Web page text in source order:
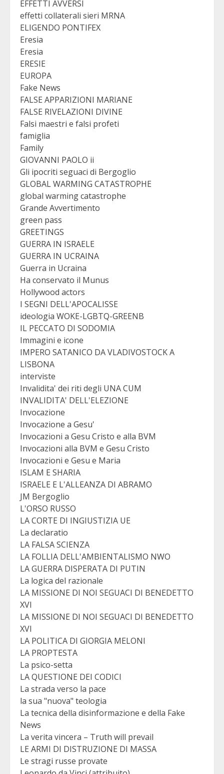
EFFETTI AVVERSI
effetti collaterali sieri MRNA
ELIGENDO PONTIFEX
Eresia
Eresia
ERESIE
EUROPA
Fake News
FALSE APPARIZIONI MARIANE
FALSE RIVELAZIONI DIVINE
Falsi maestri e falsi profeti
famiglia
Family
GIOVANNI PAOLO ii
Gli ipocriti seguaci di Bergoglio
GLOBAL WARMING CATASTROPHE
global warming catastrophe
Grande Avvertimento
green pass
GREETINGS
GUERRA IN ISRAELE
GUERRA IN UCRAINA
Guerra in Ucraina
Ha conservato il Munus
Hollywood actors
I SEGNI DELL'APOCALISSE
ideologia WOKE-LGBTQ-GREENB
IL PECCATO DI SODOMIA
Immagini e icone
IMPERO SATANICO DA VLADIVOSTOCK A
LISBONA
interviste
Invalidita' dei riti degli UNA CUM
INVALIDITA' DELL'ELEZIONE
Invocazione
Invocazione a Gesu'
Invocazioni a Gesu Cristo e alla BVM
Invocazioni alla BVM e Gesu Cristo
Invocazioni e Gesu e Maria
ISLAM E SHARIA
ISRAELE E L'ALLEANZA DI ABRAMO
JM Bergoglio
L'ORSO RUSSO
LA CORTE DI INGIUSTIZIA UE
La declaratio
LA FALSA SCIENZA
LA FOLLIA DELL'AMBIENTALISMO NWO
LA GUERRA DISPERATA DI PUTIN
La logica del razionale
LA MISSIONE DI NOI SEGUACI DI BENEDETTO
XVI
LA MISSIONE DI NOI SEGUACI DI BENEDETTO
XVI
LA POLITICA DI GIORGIA MELONI
LA PROPTESTA
La psico-setta
LA QUESTIONE DEI CODICI
La strada verso la pace
la sua "nuova" teologia
La tecnica della disinformazione e della Fake
News
La verita vincera – Truth will prevail
LE ARMI DI DISTRUZIONE DI MASSA
Le stragi russe provate